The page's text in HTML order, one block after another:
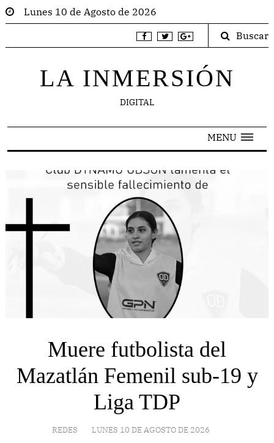
Lunes 10 de Agosto de 2026
Buscar
LA INMERSIÓN
DIGITAL
MENU
Muere futbolista del
Mazatlán Femenil sub-19 y
Liga TDP
REDES LUNES 10 DE AGOSTO DE 2026